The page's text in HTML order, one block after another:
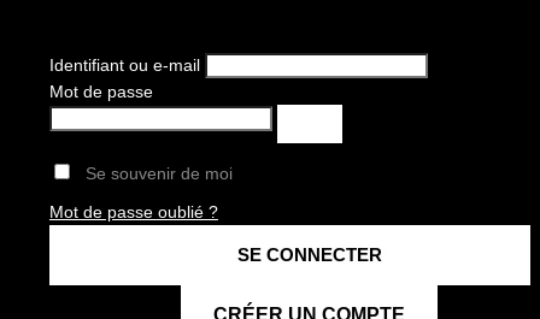
Identifiant ou e-mail
Mot de passe
Se souvenir de moi
Mot de passe oublié ?
CRÉER UN COMPTE